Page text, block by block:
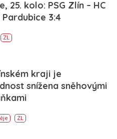
25. kolo: PSG Zlín – HC
Pardubice 3:4
ZL
kraji je
snížena sněhovými
ZL